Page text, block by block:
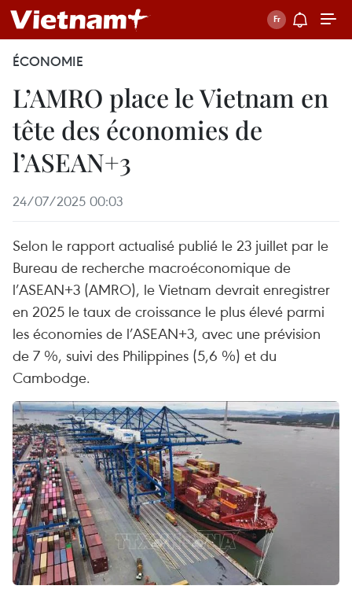
ÉCONOMIE
L’AMRO place le Vietnam en
tête des économies de
l’ASEAN+3
24/07/2025 00:03
Selon le rapport actualisé publié le 23 juillet par le
Bureau de recherche macroéconomique de
l’ASEAN+3 (AMRO), le Vietnam devrait enregistrer
en 2025 le taux de croissance le plus élevé parmi
les économies de l’ASEAN+3, avec une prévision
de 7 %, suivi des Philippines (5,6 %) et du
Cambodge.